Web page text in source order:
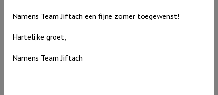
Namens Team Jiftach een fijne zomer toegewenst!
Hartelijke groet,
Namens Team Jiftach